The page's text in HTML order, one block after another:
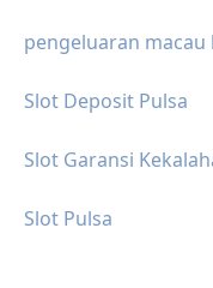
pengeluaran macau
Slot Deposit Pulsa
Slot Garansi
Slot Pulsa